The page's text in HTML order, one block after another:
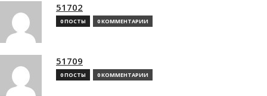
51702
0 ПОСТЫ 0 КОММЕНТАРИИ
51709
0 ПОСТЫ 0 КОММЕНТАРИИ